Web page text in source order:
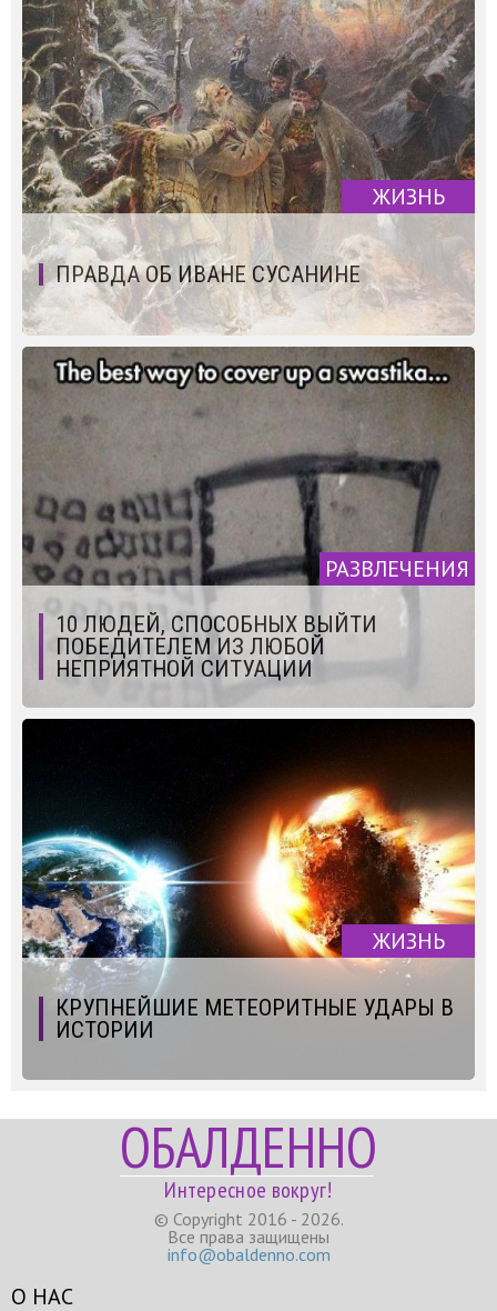
ЖИЗНЬ
ПРАВДА ОБ ИВАНЕ СУСАНИНЕ
РАЗВЛЕЧЕНИЯ
10 ЛЮДЕЙ, СПОСОБНЫХ ВЫЙТИ
ПОБЕДИТЕЛЕМ ИЗ ЛЮБОЙ
НЕПРИЯТНОЙ СИТУАЦИИ
ЖИЗНЬ
КРУПНЕЙШИЕ МЕТЕОРИТНЫЕ УДАРЫ В
ИСТОРИИ
ОБАЛДЕННО
Интересное вокруг!
© Copyright 2016 - 2026.
Все права защищены
info@obaldenno.com
О НАС